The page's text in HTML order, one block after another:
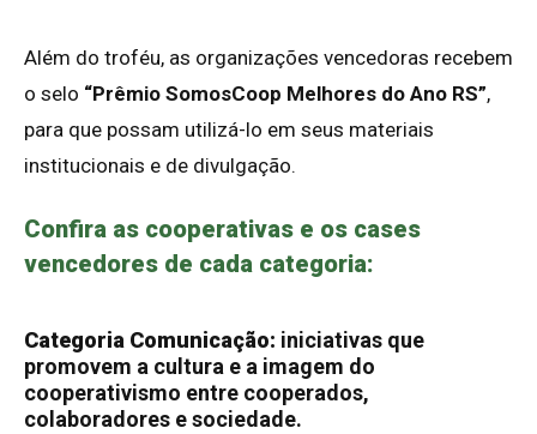
Além do troféu, as organizações vencedoras recebem
o selo “Prêmio SomosCoop Melhores do Ano RS”,
para que possam utilizá-lo em seus materiais
institucionais e de divulgação.
Confira as cooperativas e os cases
vencedores de cada categoria:
Categoria Comunicação: iniciativas que
promovem a cultura e a imagem do
cooperativismo entre cooperados,
colaboradores e sociedade.